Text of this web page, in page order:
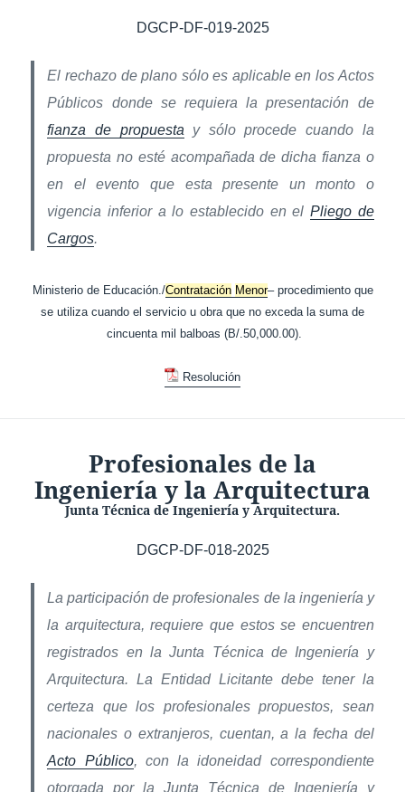
DGCP-DF-019-2025
El rechazo de plano sólo es aplicable en los Actos
Públicos donde se requiera la presentación de
fianza de propuesta y sólo procede cuando la
propuesta no esté acompañada de dicha fianza o
en el evento que esta presente un monto o
vigencia inferior a lo establecido en el Pliego de
Cargos.
Ministerio de Educación./Contratación Menor– procedimiento que
se utiliza cuando el servicio u obra que no exceda la suma de
cincuenta mil balboas (B/.50,000.00).
Resolución
Profesionales de la
Ingeniería y la Arquitectura
Junta Técnica de Ingeniería y Arquitectura.
DGCP-DF-018-2025
La participación de profesionales de la ingeniería y
la arquitectura, requiere que estos se encuentren
registrados en la Junta Técnica de Ingeniería y
Arquitectura. La Entidad Licitante debe tener la
certeza que los profesionales propuestos, sean
nacionales o extranjeros, cuentan, a la fecha del
Acto Público, con la idoneidad correspondiente
otorgada por la Junta Técnica de Ingeniería y